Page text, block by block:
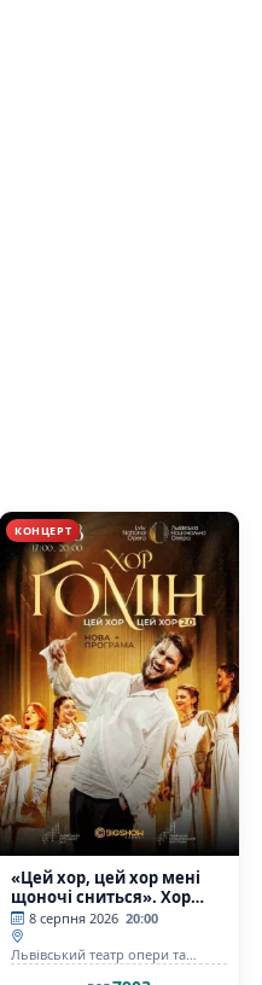
КОНЦЕРТ
«Цей хор, цей хор мені
щоночі сниться». Хор
«Гомін»
8 серпня 2026 20:00
Львівський театр опери та